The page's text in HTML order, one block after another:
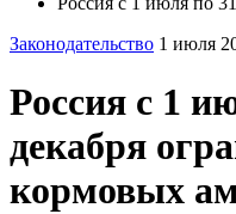
Законодательство 1 июля
Россия с 1
декабря
кормовых